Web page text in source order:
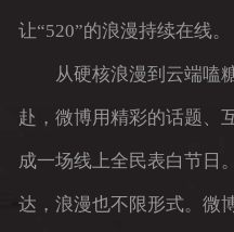
让“520”的浪漫持续在线。
从硬核浪漫到云端嗑糖
赴，微博用精彩的话题、
成一场线上全民表白节日
达，浪漫也不限形式。微